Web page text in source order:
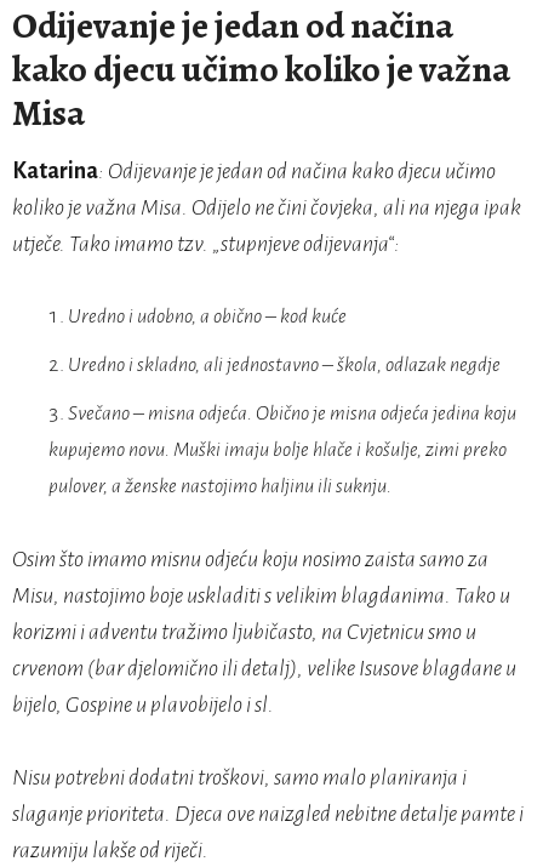
Odijevanje je jedan od načina
kako djecu učimo koliko je važna
Misa
Katarina: Odijevanje je jedan od načina kako djecu učimo
koliko je važna Misa. Odijelo ne čini čovjeka, ali na njega ipak
utječe. Tako imamo tzv. „stupnjeve odijevanja“:
Uredno i udobno, a obično – kod kuće
Uredno i skladno, ali jednostavno – škola, odlazak negdje
Svečano – misna odjeća. Obično je misna odjeća jedina koju
kupujemo novu. Muški imaju bolje hlače i košulje, zimi preko
pulover, a ženske nastojimo haljinu ili suknju.
Osim što imamo misnu odjeću koju nosimo zaista samo za
Misu, nastojimo boje uskladiti s velikim blagdanima. Tako u
korizmi i adventu tražimo ljubičasto, na Cvjetnicu smo u
crvenom (bar djelomično ili detalj), velike Isusove blagdane u
bijelo, Gospine u plavobijelo i sl.
Nisu potrebni dodatni troškovi, samo malo planiranja i
slaganje prioriteta. Djeca ove naizgled nebitne detalje pamte i
razumiju lakše od riječi.